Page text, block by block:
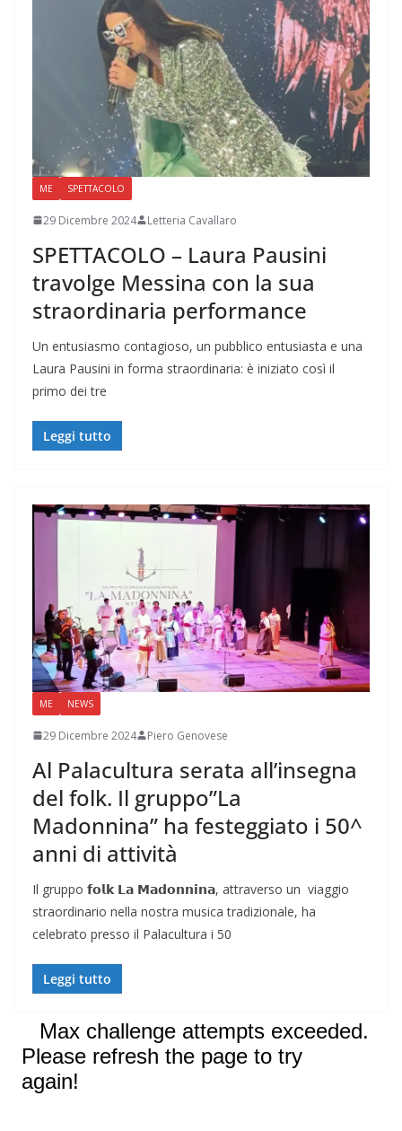
ME SPETTACOLO
29 Dicembre 2024 Letteria Cavallaro
SPETTACOLO – Laura Pausini
travolge Messina con la sua
straordinaria performance
Un entusiasmo contagioso, un pubblico entusiasta e una
Laura Pausini in forma straordinaria: è iniziato così il
primo dei tre
Leggi tutto
ME NEWS
29 Dicembre 2024 Piero Genovese
Al Palacultura serata all’insegna
del folk. Il gruppo”La
Madonnina” ha festeggiato i 50^
anni di attività
Il gruppo 𝗳𝗼𝗹𝗸 𝗟𝗮 𝗠𝗮𝗱𝗼𝗻𝗻𝗶𝗻𝗮, attraverso un viaggio
straordinario nella nostra musica tradizionale, ha
celebrato presso il Palacultura i 50
Leggi tutto